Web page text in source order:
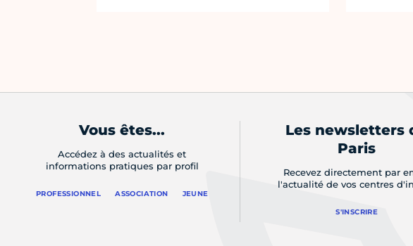
Vous êtes...
Accédez à des actualités et
informations pratiques par profil
PROFESSIONNEL ASSOCIATION JEUNE
Les newsletters
Paris
Recevez directement par
l'actualité de vos centres
S'INSCRIRE